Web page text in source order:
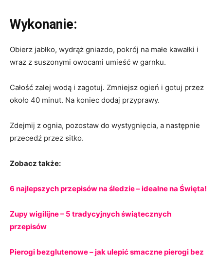
Wykonanie:
Obierz jabłko, wydrąż gniazdo, pokrój na małe kawałki i
wraz z suszonymi owocami umieść w garnku.
Całość zalej wodą i zagotuj. Zmniejsz ogień i gotuj przez
około 40 minut. Na koniec dodaj przyprawy.
Zdejmij z ognia, pozostaw do wystygnięcia, a następnie
przecedź przez sitko.
Zobacz także:
6 najlepszych przepisów na śledzie – idealne na Święta!
Zupy wigilijne – 5 tradycyjnych świątecznych
przepisów
Pierogi bezglutenowe – jak ulepić smaczne pierogi bez